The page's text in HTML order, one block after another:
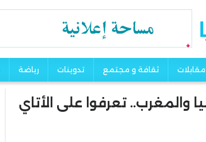
مقابلات ثقافة و مجتمع تدوينات رياضة
والمغرب.. تعرفوا على الأتاي